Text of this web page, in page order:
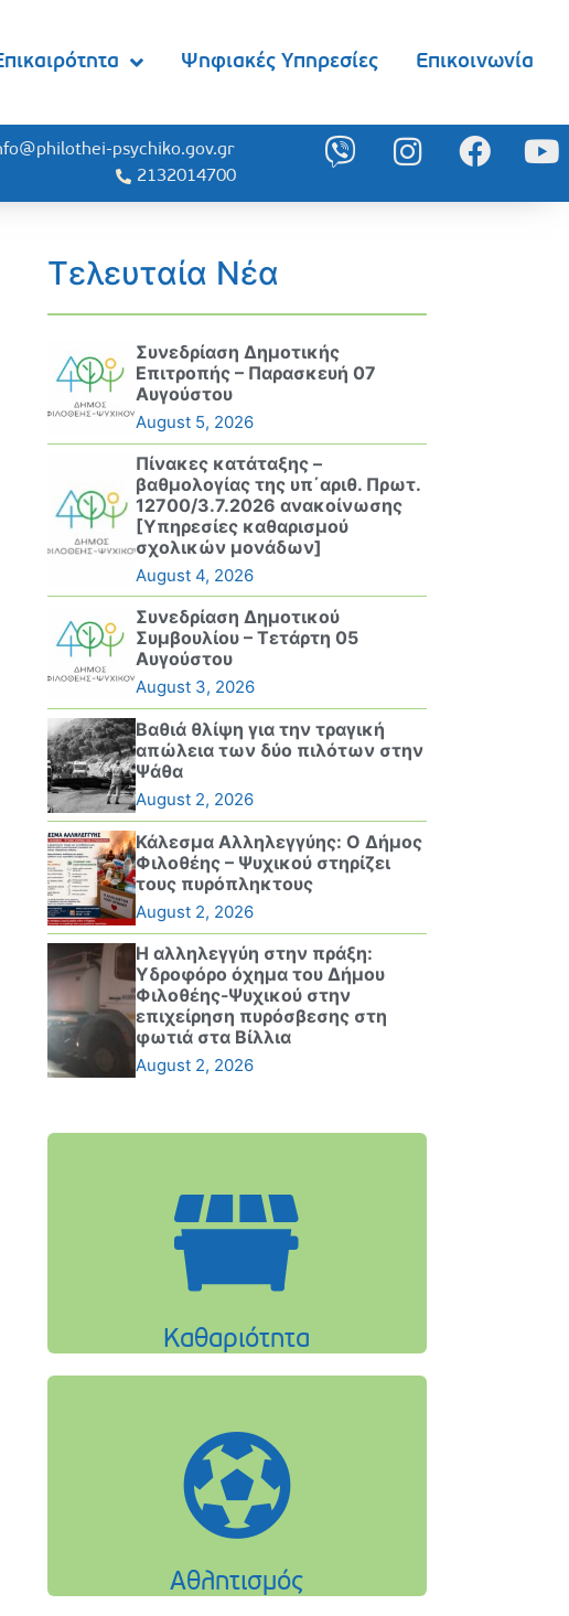
Ψηφιακές Υπηρεσίες Επικοινωνία
psychiko.gov.gr
2132014700
Τελευταία Νέα
Συνεδρίαση Δημοτικής
Επιτροπής – Παρασκευή 07
Αυγούστου
August 5, 2026
Πίνακες κατάταξης –
βαθμολογίας της υπ΄αριθ. Πρωτ.
12700/3.7.2026 ανακοίνωσης
[Υπηρεσίες καθαρισμού
σχολικών μονάδων]
August 4, 2026
Συνεδρίαση Δημοτικού
Συμβουλίου – Τετάρτη 05
Αυγούστου
August 3, 2026
Βαθιά θλίψη για την τραγική
απώλεια των δύο πιλότων στην
Ψάθα
August 2, 2026
Κάλεσμα Αλληλεγγύης: Ο Δήμος
Φιλοθέης – Ψυχικού στηρίζει
τους πυρόπληκτους
August 2, 2026
Η αλληλεγγύη στην πράξη:
Υδροφόρο όχημα του Δήμου
Φιλοθέης-Ψυχικού στην
επιχείρηση πυρόσβεσης στη
φωτιά στα Βίλλια
August 2, 2026